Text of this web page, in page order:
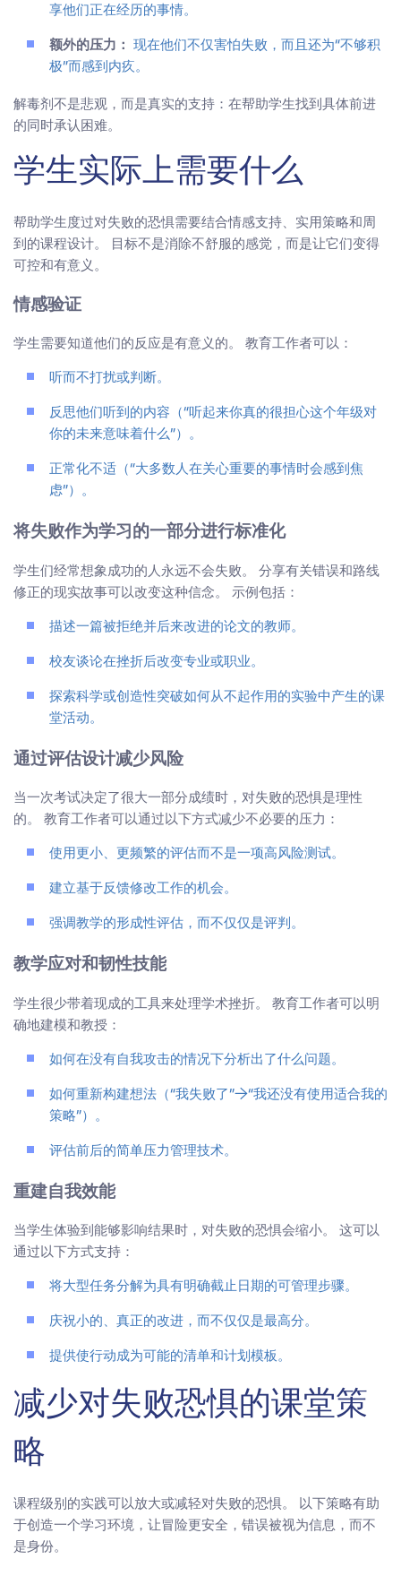
享他们正在经历的事情。
额外的压力：
现在他们不仅害怕失败，而且还为“不够积
极”而感到内疚。
解毒剂不是悲观，而是真实的支持：在帮助学生找到具体前进
的同时承认困难。
学生实际上需要什么
帮助学生度过对失败的恐惧需要结合情感支持、实用策略和周
到的课程设计。 目标不是消除不舒服的感觉，而是让它们变得
可控和有意义。
情感验证
学生需要知道他们的反应是有意义的。 教育工作者可以：
听而不打扰或判断。
反思他们听到的内容（“听起来你真的很担心这个年级对
你的未来意味着什么”）。
正常化不适（“大多数人在关心重要的事情时会感到焦
虑”）。
将失败作为学习的一部分进行标准化
学生们经常想象成功的人永远不会失败。 分享有关错误和路线
修正的现实故事可以改变这种信念。 示例包括：
描述一篇被拒绝并后来改进的论文的教师。
校友谈论在挫折后改变专业或职业。
探索科学或创造性突破如何从不起作用的实验中产生的课
堂活动。
通过评估设计减少风险
当一次考试决定了很大一部分成绩时，对失败的恐惧是理性
的。 教育工作者可以通过以下方式减少不必要的压力：
使用更小、更频繁的评估而不是一项高风险测试。
建立基于反馈修改工作的机会。
强调教学的形成性评估，而不仅仅是评判。
教学应对和韧性技能
学生很少带着现成的工具来处理学术挫折。 教育工作者可以明
确地建模和教授：
如何在没有自我攻击的情况下分析出了什么问题。
如何重新构建想法（“我失败了”→“我还没有使用适合我的
策略”）。
评估前后的简单压力管理技术。
重建自我效能
当学生体验到能够影响结果时，对失败的恐惧会缩小。 这可以
通过以下方式支持：
将大型任务分解为具有明确截止日期的可管理步骤。
庆祝小的、真正的改进，而不仅仅是最高分。
提供使行动成为可能的清单和计划模板。
减少对失败恐惧的课堂策
略
课程级别的实践可以放大或减轻对失败的恐惧。 以下策略有助
于创造一个学习环境，让冒险更安全，错误被视为信息，而不
是身份。